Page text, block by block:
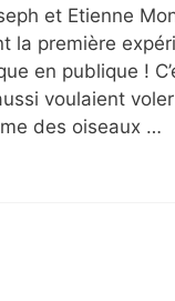
et Etienne
la première
en publique !
voulaient
des oiseaux …